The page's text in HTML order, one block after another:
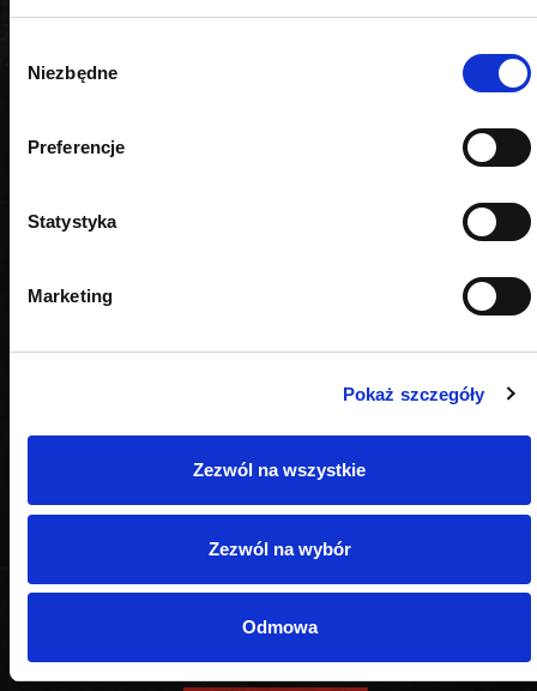
zgody
Niezbędne
Preferencje
Statystyka
Marketing
Pokaż szczegóły
Zezwól na wszystkie
Zezwól na wybór
Odmowa
PODOBNE PRODUKTY